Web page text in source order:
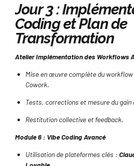
Jour 3 :
Coding et Plan de
Transformation
Atelier Implémentation des Workflows
Mise en œuvre complète du workflow
Cowork.
Tests, corrections et mesure du
Restitution collective et feedback.
Module 6 : Vibe Coding Avancé
Utilisation de plateformes clés :